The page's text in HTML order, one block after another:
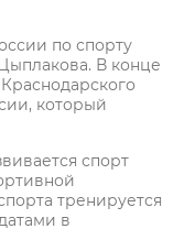
по спорту
В конце
который
спорт
тренируется
в